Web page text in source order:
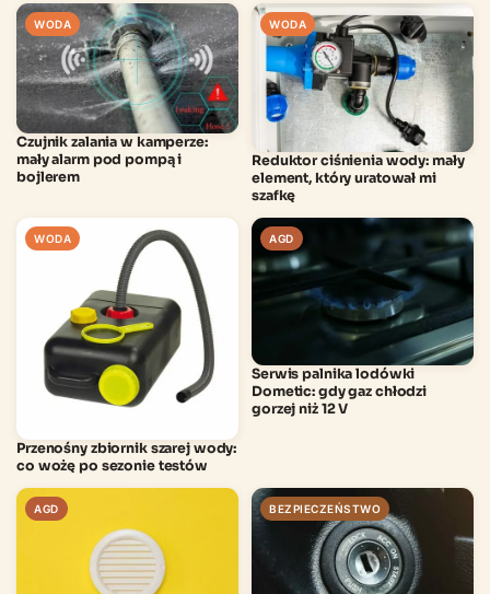
WODA
Czujnik zalania w kamperze:
mały alarm pod pompą i
bojlerem
WODA
Reduktor ciśnienia wody: mały
element, który uratował mi
szafkę
WODA
Przenośny zbiornik szarej wody:
co wożę po sezonie testów
AGD
Serwis palnika lodówki
Dometic: gdy gaz chłodzi
gorzej niż 12 V
AGD BEZPIECZEŃSTWO